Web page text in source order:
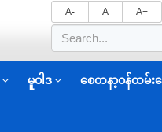
A- A A+
မူဝါဒ စေတနာ့ဝန်ထမ်းခ